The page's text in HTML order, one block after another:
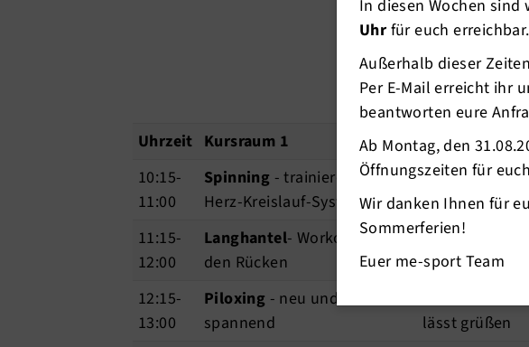
Uhrzeit Kursraum 1
Kursraum 2
10:15-
11:00
Spinning - trainiere Dein
Herz-Kreislauf-System
Rücken fit-
Deine
11:15-
12:00
Langhantel- Workout für
den Rücken
DrumsAlive
rhythmisch,
12:15-
13:00
Piloxing - neu und
spannend
lässt grüßen
In diesen Wochen sind
Uhr für euch erreichbar.
Außerhalb dieser
Per E-Mail erreicht ihr
beantworten eure
Ab Montag, den
Öffnungszeiten für
Wir danken Ihnen für
Sommerferien!
Euer me-sport Team